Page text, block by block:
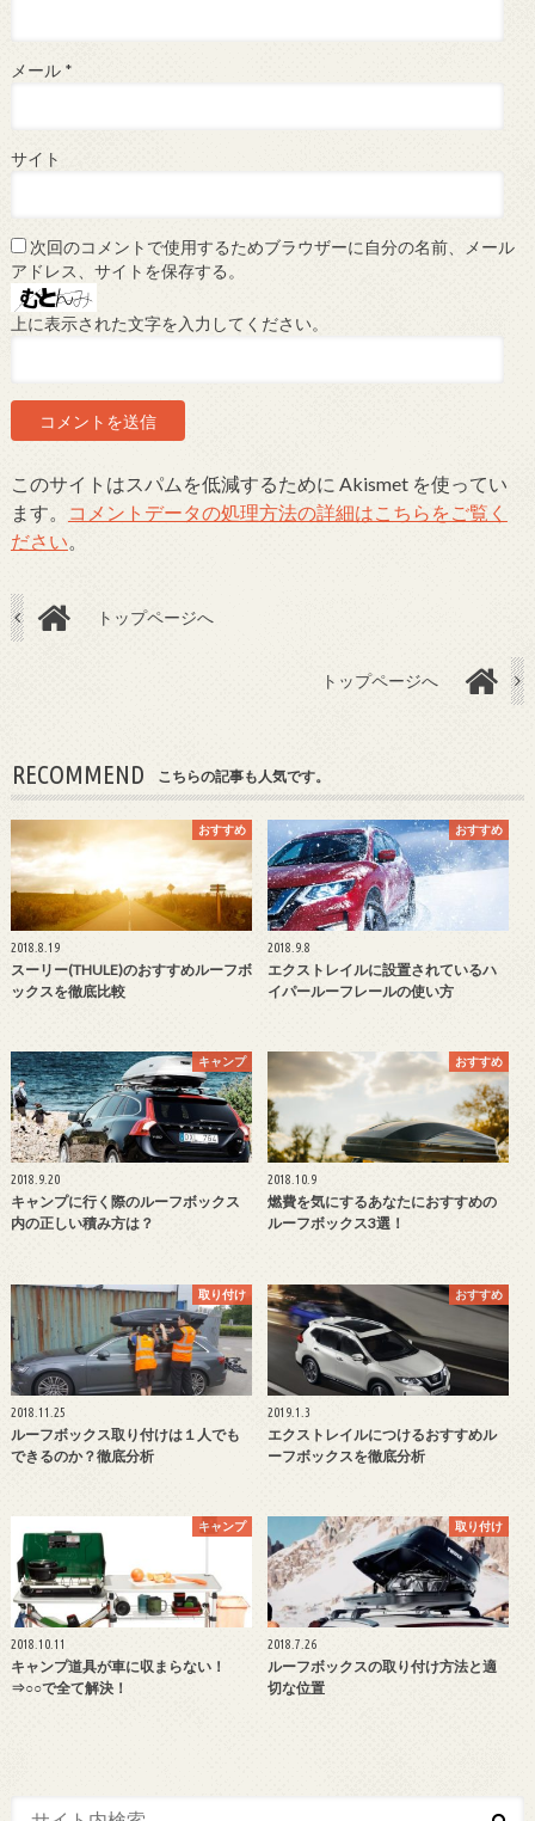
メール *
サイト
次回のコメントで使用するためブラウザーに自分の名前、メール
アドレス、サイトを保存する。
上に表示された文字を入力してください。
このサイトはスパムを低減するために Akismet を使ってい
ます。
コメントデータの処理方法の詳細はこちらをご覧く
ださい。
トップページへ
トップページへ
RECOMMEND こちらの記事も人気です。
おすすめ
2018.8.19
スーリー(THULE)のおすすめルーフボ
ックスを徹底比較
おすすめ
2018.9.8
エクストレイルに設置されているハ
イパールーフレールの使い方
キャンプ
2018.9.20
キャンプに行く際のルーフボックス
内の正しい積み方は？
おすすめ
2018.10.9
燃費を気にするあなたにおすすめの
ルーフボックス3選！
取り付け
2018.11.25
ルーフボックス取り付けは１人でも
できるのか？徹底分析
おすすめ
2019.1.3
エクストレイルにつけるおすすめル
ーフボックスを徹底分析
キャンプ
2018.10.11
キャンプ道具が車に収まらない！
⇒○○で全て解決！
取り付け
2018.7.26
ルーフボックスの取り付け方法と適
切な位置